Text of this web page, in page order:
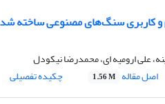
کاربری سنگ‌های مصنوعی ساخته
علی ارومیه ای، محمدرضا نیکودل
اصل مقاله 1.56 M چکیده تفصیلی